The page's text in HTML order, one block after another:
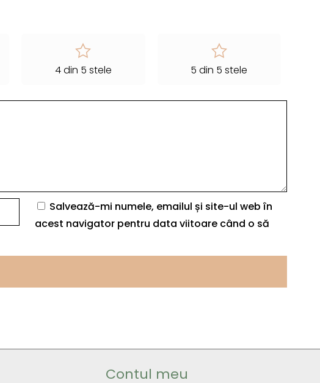
4 din 5 stele 5 din 5 stele
Salvează-mi numele, emailul și site-ul web în
acest navigator pentru data viitoare când o să
Contul meu